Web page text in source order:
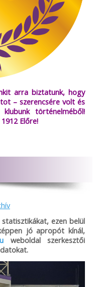
arra biztatunk, hogy
– szerencsére volt és
történelméből!
Előre!
ezen belül
jó apropót kínál,
weboldal szerkesztői